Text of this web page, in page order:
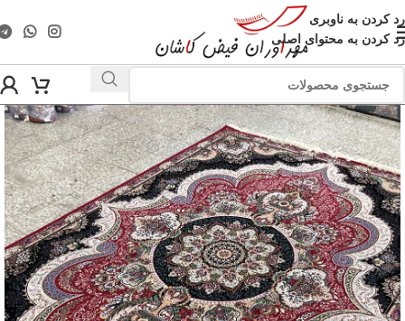
رد کردن به ناوبری
رد کردن به محتوای اصلی